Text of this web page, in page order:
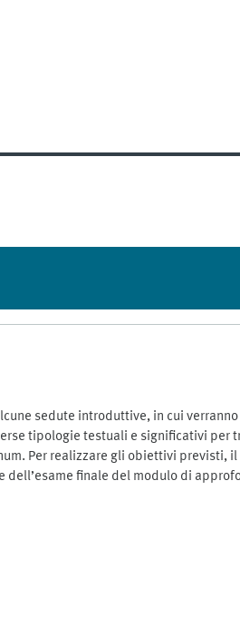
sedute introduttive, in cui
tipologie testuali e significativi per
Per realizzare gli obiettivi previsti,
finale del modulo di